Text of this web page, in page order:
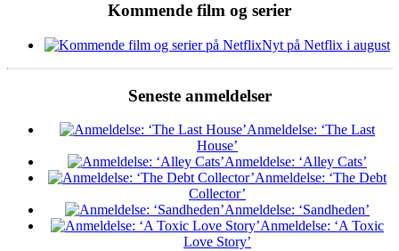
Kommende film og serier
Nyt på Netflix i august
Seneste anmeldelser
Anmeldelse: ‘The Last
House’
Anmeldelse: ‘Alley Cats’
Anmeldelse: ‘The Debt
Collector’
Anmeldelse: ‘Sandheden’
Anmeldelse: ‘A Toxic
Love Story’